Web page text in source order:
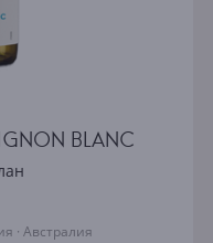
BLANC
· Австралия